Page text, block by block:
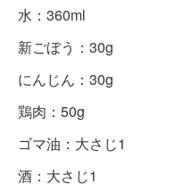
水：360ml
新ごぼう：30g
にんじん：30g
鶏肉：50g
ゴマ油：大さじ1
酒：大さじ1